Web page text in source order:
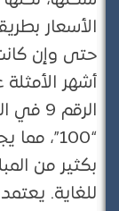
الأسعار
حتى وإن
أشهر
“100”،
بكثير من
للغاية.